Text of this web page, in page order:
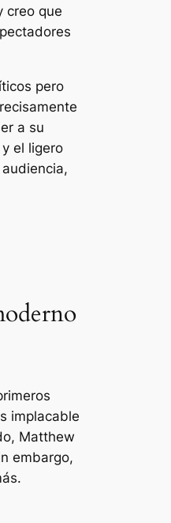
creo que
pero
a su
el ligero
implacable
Matthew
embargo,